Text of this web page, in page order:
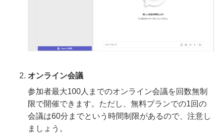
オンライン会議
参加者最大100人までのオンライン会議を回数無制
限で開催できます。ただし、無料プランでの1回の
会議は60分までという時間制限があるので、注意し
ましょう。